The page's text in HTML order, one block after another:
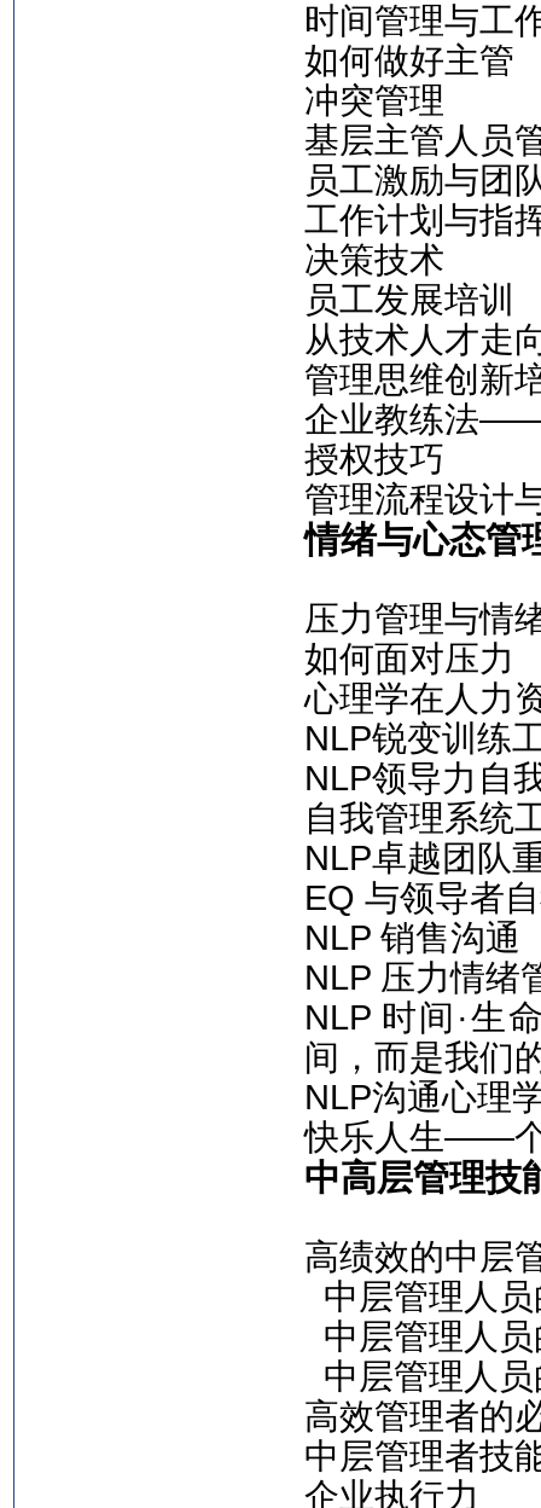
时间管理与工
如何做好主管
冲突管理
基层主管人员
员工激励与团
工作计划与指
决策技术
员工发展培训
从技术人才走
管理思维创新
企业教练法
授权技巧
管理流程设计
情绪与心态管
压力管理与情
如何面对压力
心理学在人力
NLP锐变训练
NLP领导力自
自我管理系统
NLP卓越团队
EQ 与领导者
NLP 销售沟通
NLP 压力情绪
NLP 时间·生
间，而是我们
NLP沟通心理
快乐人生——
中高层管理技
高绩效的中层
中层管理人
中层管理人
中层管理人
高效管理者的
中层管理者技
企业执行力